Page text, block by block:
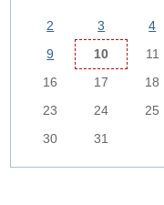
2
3 4
9
10 11
16
17 18
23
24 25
30
31